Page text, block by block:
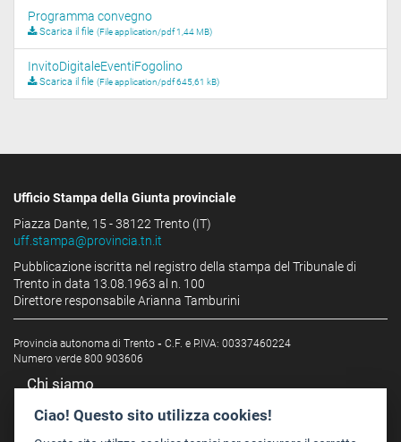
Programma convegno
Scarica il file (File application/pdf 1,44 MB)
InvitoDigitaleEventiFogolino
Scarica il file (File application/pdf 645,61 kB)
Ufficio Stampa della Giunta provinciale
Piazza Dante, 15 - 38122 Trento (IT)
uff.stampa@provincia.tn.it
Pubblicazione iscritta nel registro della stampa del Tribunale di
Trento in data 13.08.1963 al n. 100
Direttore responsabile Arianna Tamburini
Provincia autonoma di Trento - C.F. e P.IVA: 00337460224
Numero verde 800 903606
Chi siamo
Redazione
Staff
Ciao! Questo sito utilizza cookies!